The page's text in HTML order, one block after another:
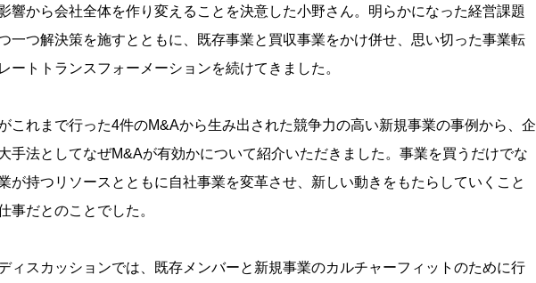
響から会社全体を作り変えることを決意した小野さん。明らかになった経営課題
一つ解決策を施すとともに、既存事業と買収事業をかけ併せ、思い切った事業転
ートトランスフォーメーションを続けてきました。
これまで行った4件のM&Aから生み出された競争力の高い新規事業の事例から、企
手法としてなぜM&Aが有効かについて紹介いただきました。事業を買うだけでな
が持つリソースとともに自社事業を変革させ、新しい動きをもたらしていくこと
事だとのことでした。
ィスカッションでは、既存メンバーと新規事業のカルチャーフィットのために行